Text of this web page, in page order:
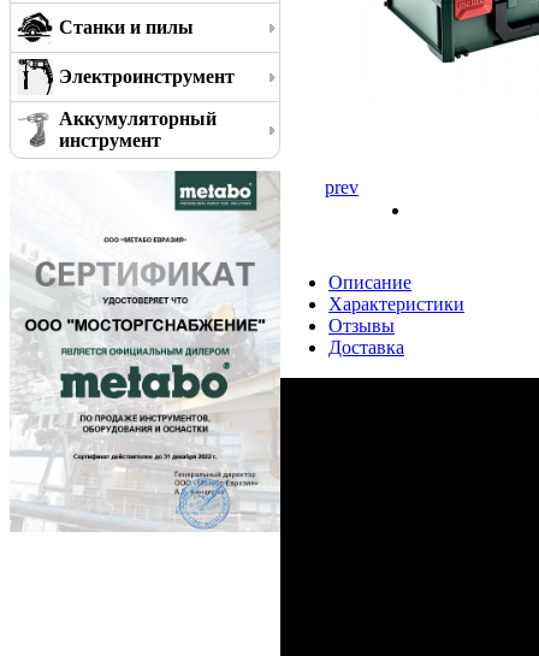
Станки и пилы
Электроинструмент
Аккумуляторный
инструмент
prev
Описание
Характеристики
Отзывы
Доставка